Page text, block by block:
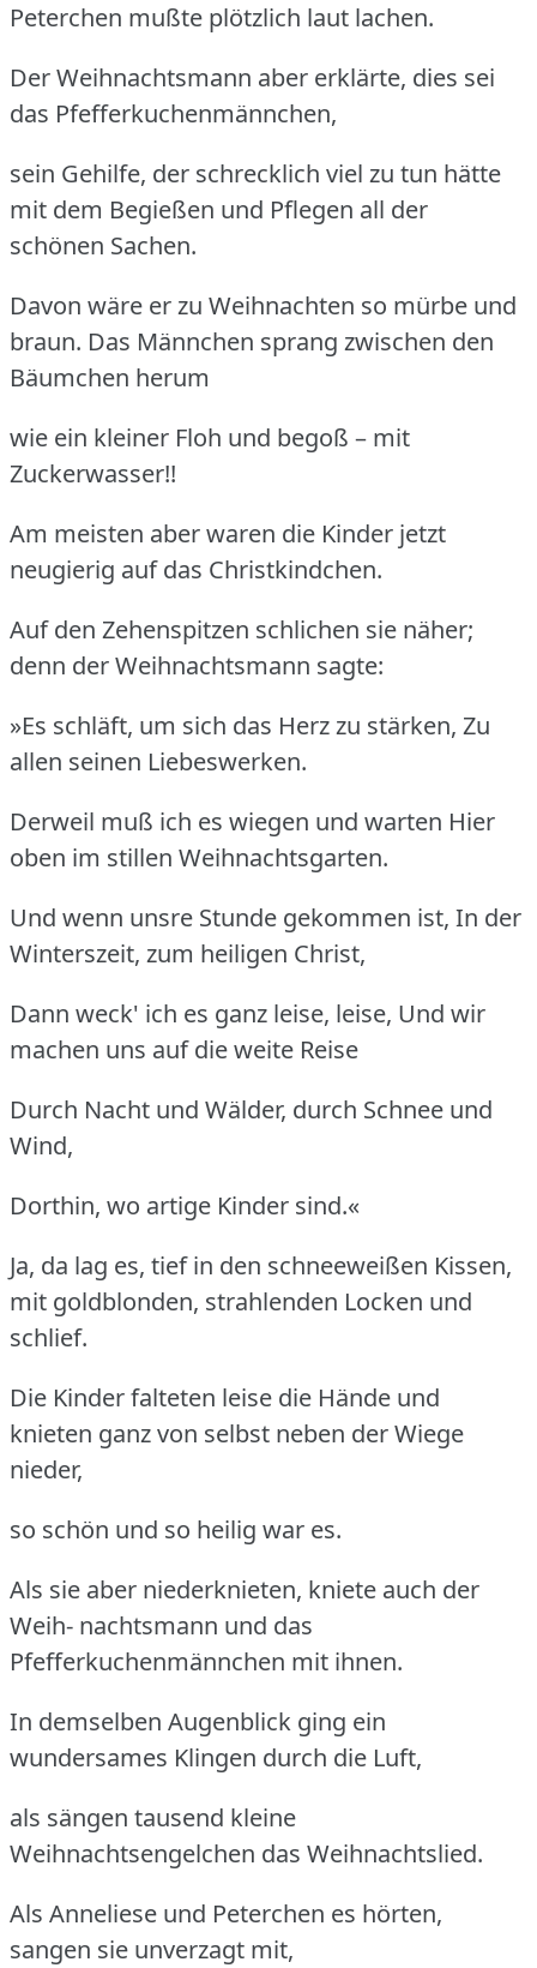
Peterchen mußte plötzlich laut lachen.
Der Weihnachtsmann aber erklärte, dies sei
das Pfefferkuchenmännchen,
sein Gehilfe, der schrecklich viel zu tun hätte
mit dem Begießen und Pflegen all der
schönen Sachen.
Davon wäre er zu Weihnachten so mürbe und
braun. Das Männchen sprang zwischen den
Bäumchen herum
wie ein kleiner Floh und begoß – mit
Zuckerwasser!!
Am meisten aber waren die Kinder jetzt
neugierig auf das Christkindchen.
Auf den Zehenspitzen schlichen sie näher;
denn der Weihnachtsmann sagte:
»Es schläft, um sich das Herz zu stärken, Zu
allen seinen Liebeswerken.
Derweil muß ich es wiegen und warten Hier
oben im stillen Weihnachtsgarten.
Und wenn unsre Stunde gekommen ist, In der
Winterszeit, zum heiligen Christ,
Dann weck' ich es ganz leise, leise, Und wir
machen uns auf die weite Reise
Durch Nacht und Wälder, durch Schnee und
Wind,
Dorthin, wo artige Kinder sind.«
Ja, da lag es, tief in den schneeweißen Kissen,
mit goldblonden, strahlenden Locken und
schlief.
Die Kinder falteten leise die Hände und
knieten ganz von selbst neben der Wiege
nieder,
so schön und so heilig war es.
Als sie aber niederknieten, kniete auch der
Weih- nachtsmann und das
Pfefferkuchenmännchen mit ihnen.
In demselben Augenblick ging ein
wundersames Klingen durch die Luft,
als sängen tausend kleine
Weihnachtsengelchen das Weihnachtslied.
Als Anneliese und Peterchen es hörten,
sangen sie unverzagt mit,